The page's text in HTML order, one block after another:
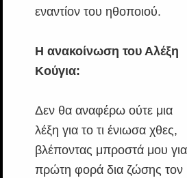
εναντίον του ηθοποιού.
Η ανακοίνωση του Αλέξη
Κούγια:
Δεν θα αναφέρω ούτε μια
λέξη για το τι ένιωσα χθες,
βλέποντας μπροστά μου για
πρώτη φορά δια ζώσης τον